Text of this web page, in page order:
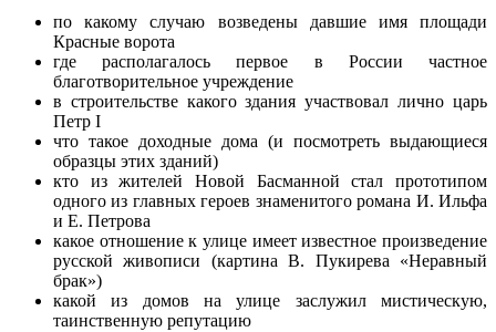
по какому случаю возведены давшие имя площади
Красные ворота
где располагалось первое в России частное
благотворительное учреждение
в строительстве какого здания участвовал лично царь
Петр I
что такое доходные дома (и посмотреть выдающиеся
образцы этих зданий)
кто из жителей Новой Басманной стал прототипом
одного из главных героев знаменитого романа И. Ильфа
и Е. Петрова
какое отношение к улице имеет известное произведение
русской живописи (картина В. Пукирева «Неравный
брак»)
какой из домов на улице заслужил мистическую,
таинственную репутацию